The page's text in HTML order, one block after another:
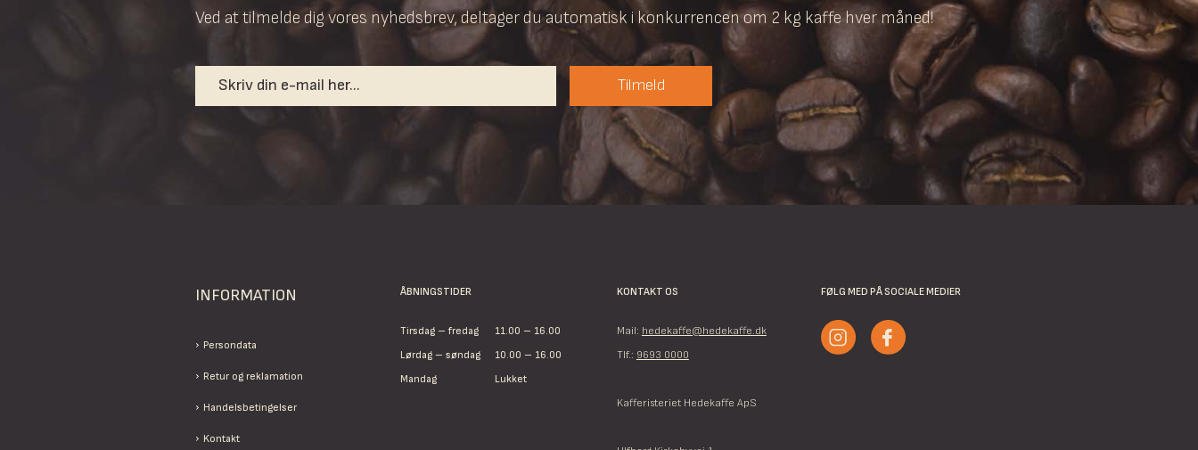
Ved at tilmelde dig vores nyhedsbrev, deltager du automatisk i konkurrencen om 2 kg kaffe hver måned!
Tilmeld
INFORMATION
Persondata
Retur og reklamation
Handelsbetingelser
Kontakt
ÅBNINGSTIDER
Tirsdag – fredag
11.00 – 16.00
Lørdag – søndag
10.00 – 16.00
Mandag
Lukket
KONTAKT OS
Mail: hedekaffe@hedekaffe.dk
Tlf.: 9693 0000
Kafferisteriet Hedekaffe ApS
FØLG MED PÅ SOCIALE MEDIER